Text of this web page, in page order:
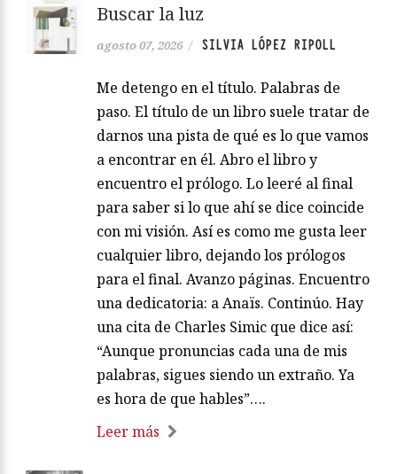
Buscar la luz
agosto 07, 2026 / SILVIA LÓPEZ RIPOLL
Me detengo en el título. Palabras de
paso. El título de un libro suele tratar de
darnos una pista de qué es lo que vamos
a encontrar en él. Abro el libro y
encuentro el prólogo. Lo leeré al final
para saber si lo que ahí se dice coincide
con mi visión. Así es como me gusta leer
cualquier libro, dejando los prólogos
para el final. Avanzo páginas. Encuentro
una dedicatoria: a Anaïs. Continúo. Hay
una cita de Charles Simic que dice así:
“Aunque pronuncias cada una de mis
palabras, sigues siendo un extraño. Ya
es hora de que hables”….
Leer más